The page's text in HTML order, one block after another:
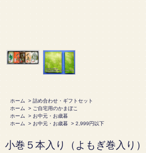
ホーム > 詰め合わせ・ギフトセット
ホーム
> ご自宅用のかまぼこ
ホーム
> お中元・お歳暮
ホーム
> お中元・お歳暮 > 2,999円以下
小巻５本入り（よもぎ巻入り）